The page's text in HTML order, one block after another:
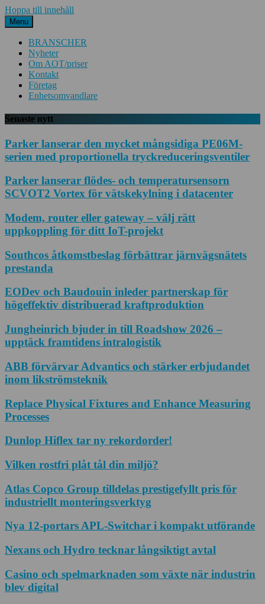
Hoppa till innehåll
Menu
BRANSCHER
Nyheter
Om AOT/priser
Kontakt
Företag
Enhetsomvandlare
Senaste nytt
Parker lanserar den mycket mångsidiga PE06M-
serien med proportionella tryckreduceringsventiler
Parker lanserar flödes- och temperatursensorn
SCVOT2 Vortex för vätskekylning i datacenter
Modem, router eller gateway – välj rätt
uppkoppling för ditt IoT-projekt
Southcos åtkomstbeslag förbättrar järnvägsnätets
prestanda
EODev och Baudouin inleder partnerskap för
högeffektiv distribuerad kraftproduktion
Jungheinrich bjuder in till Roadshow 2026 –
upptäck framtidens intralogistik
ABB förvärvar Advantics och stärker erbjudandet
inom likströmsteknik
Replace Physical Fixtures and Enhance Measuring
Processes
Dunlop Hiflex tar ny rekordorder!
Vilken rostfri plåt tål din miljö?
Atlas Copco Group tilldelas prestigefyllt pris för
industriellt monteringsverktyg
Nya 12-portars APL-Switchar i kompakt utförande
Nexans och Hydro tecknar långsiktigt avtal
Casino och spelmarknaden som växte när industrin
blev digital